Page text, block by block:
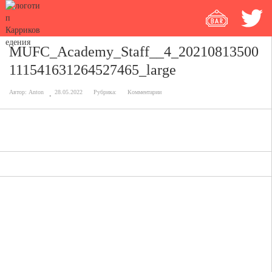
MUFC_Academy_Staff__4_20210813500
111541631264527465_large
Автор: Anton 28.05.2022 Рубрика: Комментарии